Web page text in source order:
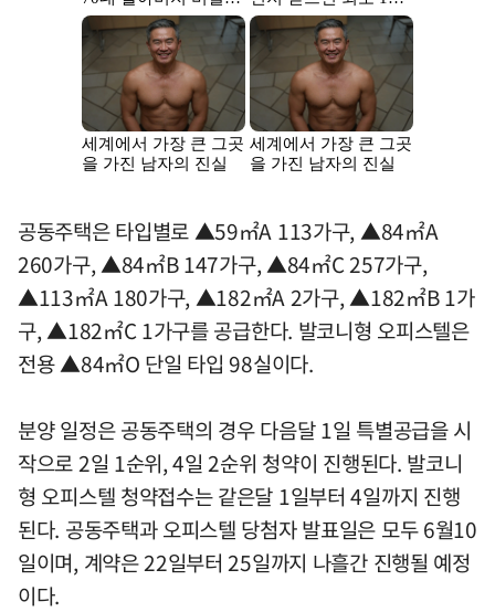
공동주택은 타입별로 ▲59㎡A 113가구, ▲84㎡A
260가구, ▲84㎡B 147가구, ▲84㎡C 257가구,
▲113㎡A 180가구, ▲182㎡A 2가구, ▲182㎡B 1가
구, ▲182㎡C 1가구를 공급한다. 발코니형 오피스텔은
전용 ▲84㎡O 단일 타입 98실이다.
분양 일정은 공동주택의 경우 다음달 1일 특별공급을 시
작으로 2일 1순위, 4일 2순위 청약이 진행된다. 발코니
형 오피스텔 청약접수는 같은달 1일부터 4일까지 진행
된다. 공동주택과 오피스텔 당첨자 발표일은 모두 6월10
일이며, 계약은 22일부터 25일까지 나흘간 진행될 예정
이다.